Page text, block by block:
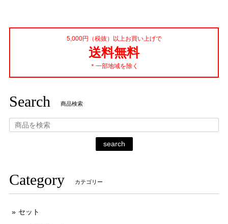
5,000円（税抜）以上お買い上げで
送料無料
＊一部地域を除く
Search 商品検索
search
Category カテゴリー
セット